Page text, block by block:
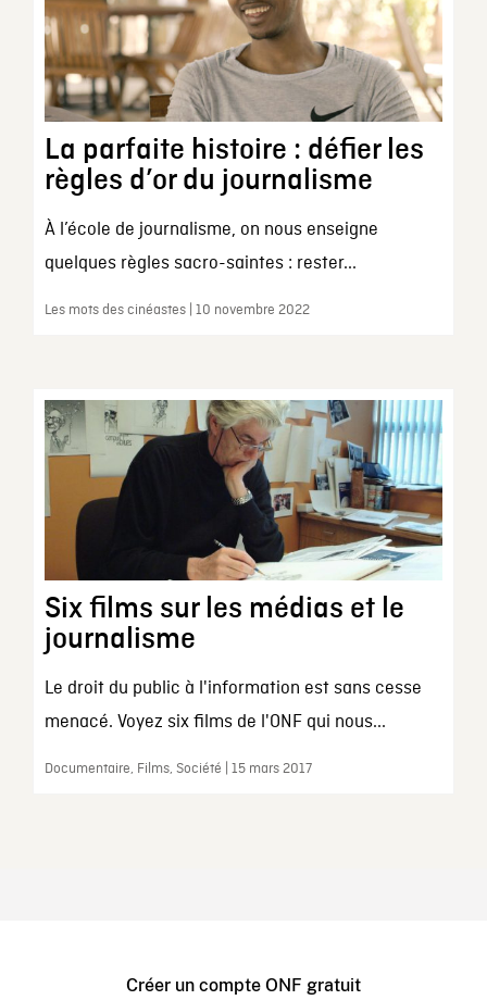
La parfaite histoire : défier les
règles d’or du journalisme
À l’école de journalisme, on nous enseigne
quelques règles sacro-saintes : rester...
Les mots des cinéastes | 10 novembre 2022
Six films sur les médias et le
journalisme
Le droit du public à l'information est sans cesse
menacé. Voyez six films de l'ONF qui nous...
Documentaire, Films, Société | 15 mars 2017
Créer un compte ONF gratuit